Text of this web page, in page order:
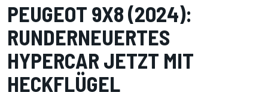
PEUGEOT 9X8 (2024):
RUNDERNEUERTES
HYPERCAR JETZT MIT
HECKFLÜGEL